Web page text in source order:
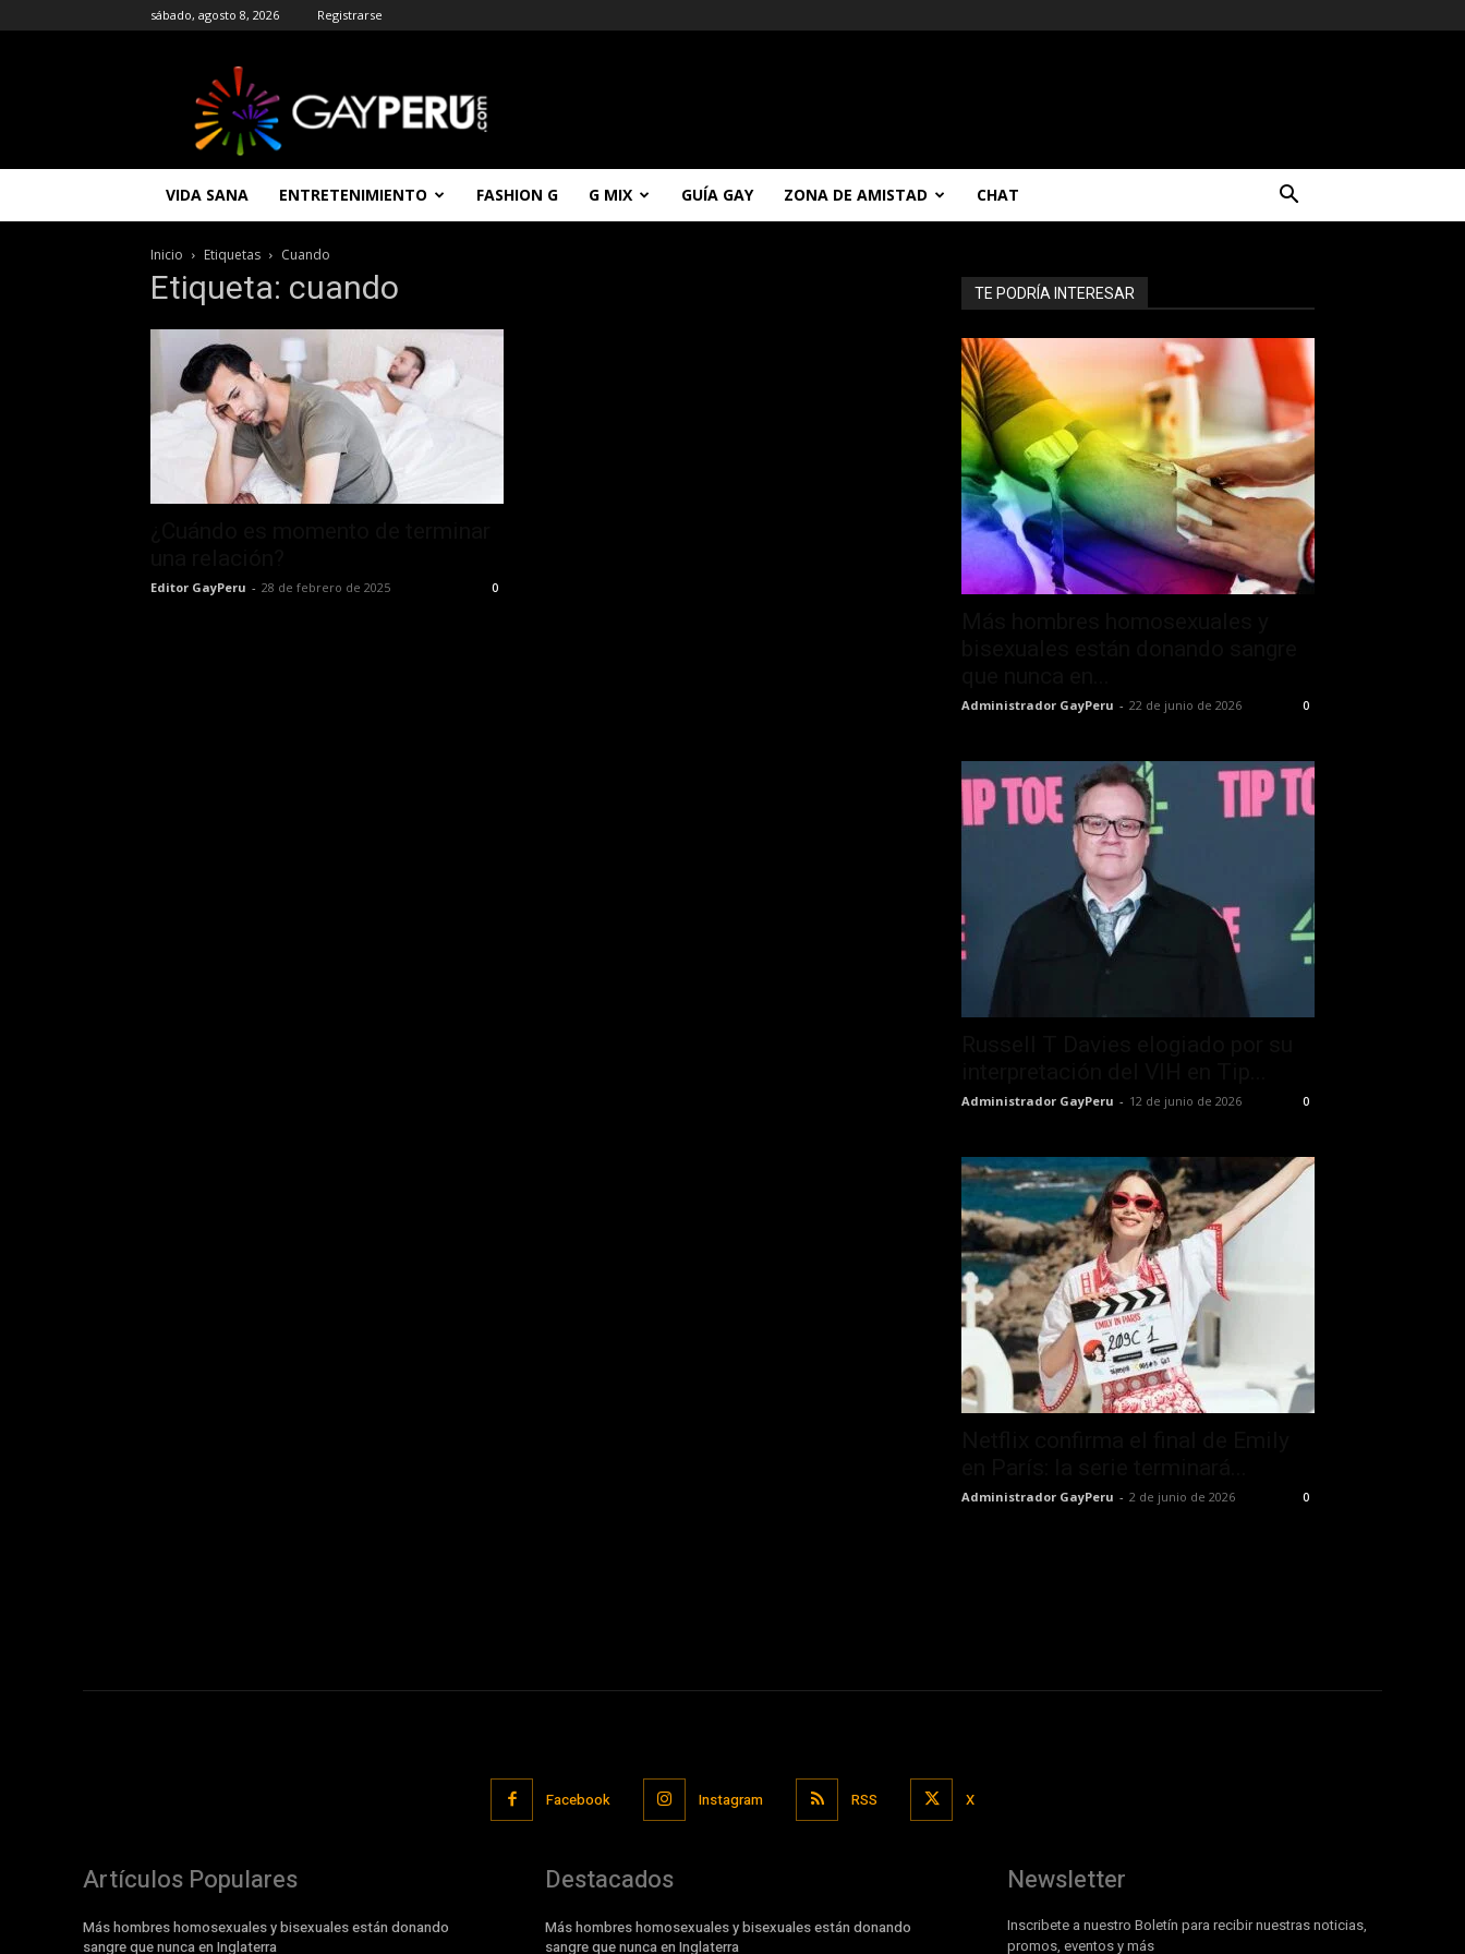
sábado, agosto 8, 2026 Registrarse
|
Entretenimiento
Noticias
Gay
Gratis
VIDA SANA ENTRETENIMIENTO FASHION G G MIX GUÍA GAY ZONA DE AMISTAD CHAT
Inicio Etiquetas Cuando
Etiqueta: cuando
Editor GayPeru - 28 de febrero de 2025 0
TE PODRÍA INTERESAR
Administrador GayPeru - 22 de junio de 2026 0
Administrador GayPeru - 12 de junio de 2026 0
Administrador GayPeru - 2 de junio de 2026 0
Facebook Instagram RSS X
Artículos Populares
Más hombres homosexuales y bisexuales están donando
sangre que nunca en Inglaterra
Destacados
Más hombres homosexuales y bisexuales están donando
sangre que nunca en Inglaterra
Newsletter
Inscribete a nuestro Boletín para recibir nuestras noticias,
promos, eventos y más